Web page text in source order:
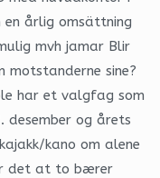
årlig omsättning
mvh jamar Blir
sine?
har et valgfag som
desember og årets
kano om alene
det at to bærer